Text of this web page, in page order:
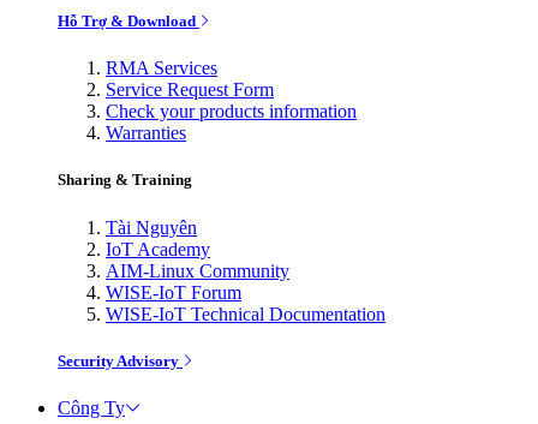
Hỗ Trợ & Download
RMA Services
Service Request Form
Check your products information
Warranties
Sharing & Training
Tài Nguyên
IoT Academy
AIM-Linux Community
WISE-IoT Forum
WISE-IoT Technical Documentation
Security Advisory
Công Ty